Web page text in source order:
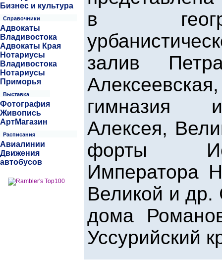
Бизнес и культура
Справочники
Адвокаты
Владивостока
Адвокаты Края
Нотариусы
Владивостока
Нотариусы
Приморья
Выставка
Фотография
Живопись
АртМагазин
Расписания
Авиалинии
Движения
автобусов
в
залив
гимназия
Алексея,
форты
Императора
Великой и др.
дома
Уссурийский